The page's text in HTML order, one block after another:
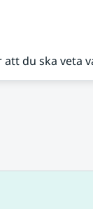
du ska veta